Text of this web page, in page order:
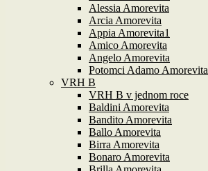
Alessia Amorevita
Arcia Amorevita
Appia Amorevita1
Amico Amorevita
Angelo Amorevita
Potomci Adamo Amorevita
VRH B
VRH B v jednom roce
Baldini Amorevita
Bandito Amorevita
Ballo Amorevita
Birra Amorevita
Bonaro Amorevita